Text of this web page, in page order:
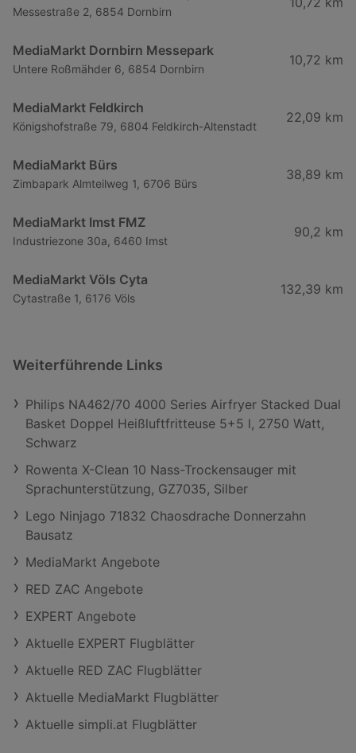
Messestraße 2, 6854 Dornbirn
MediaMarkt Dornbirn Messepark
Untere Roßmähder 6, 6854 Dornbirn
10,72 km
MediaMarkt Feldkirch
Königshofstraße 79, 6804 Feldkirch-Altenstadt
22,09 km
MediaMarkt Bürs
Zimbapark Almteilweg 1, 6706 Bürs
38,89 km
MediaMarkt Imst FMZ
Industriezone 30a, 6460 Imst
90,2 km
MediaMarkt Völs Cyta
Cytastraße 1, 6176 Völs
132,39 km
Weiterführende Links
Philips NA462/70 4000 Series Airfryer Stacked Dual
Basket Doppel Heißluftfritteuse 5+5 l, 2750 Watt,
Schwarz
Rowenta X-Clean 10 Nass-Trockensauger mit
Sprachunterstützung, GZ7035, Silber
Lego Ninjago 71832 Chaosdrache Donnerzahn
Bausatz
MediaMarkt Angebote
RED ZAC Angebote
EXPERT Angebote
Aktuelle EXPERT Flugblätter
Aktuelle RED ZAC Flugblätter
Aktuelle MediaMarkt Flugblätter
Aktuelle simpli.at Flugblätter